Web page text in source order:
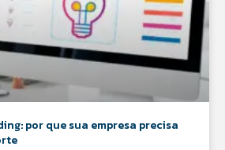
por que sua empresa precisa